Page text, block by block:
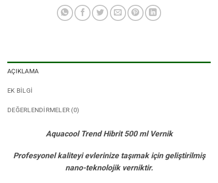
AÇIKLAMA
EK BILGI
DEĞERLENDIRMELER (0)
Aquacool Trend Hibrit 500 ml Vernik
Profesyonel kaliteyi evlerinize taşımak için geliştirilmiş
nano-teknolojik verniktir.